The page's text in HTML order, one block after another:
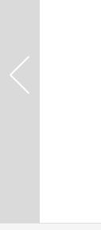
Contato